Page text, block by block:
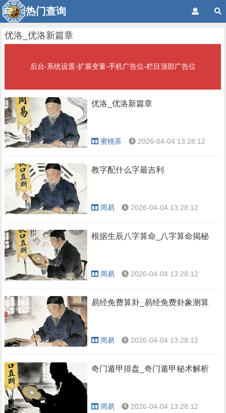
热门查询
优洛_优洛新篇章
后台-系统设置-扩展变量-手机广告位-栏目顶部广告位
优洛_优洛新篇章
蜜桃茶 2026-04-04 13:28:12
教字配什么字最吉利
周易 2026-04-04 13:28:12
根据生辰八字算命_八字算命揭秘
周易 2026-04-04 13:28:12
易经免费算卦_易经免费卦象测算
周易 2026-04-04 13:28:12
奇门遁甲排盘_奇门遁甲秘术解析
周易 2026-04-04 13:28:12